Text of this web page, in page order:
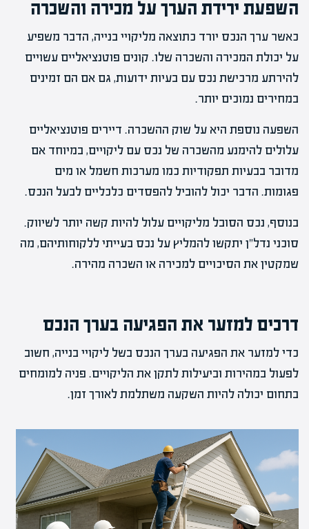
השפעת ירידת הערך על מכירה והשכרה
כאשר ערך הנכס יורד כתוצאה מליקויי בנייה, הדבר משפיע
על יכולת המכירה והשכרה שלו. קונים פוטנציאליים עשויים
להירתע מרכישת נכס עם בעיות ידועות, גם אם הם זמינים
במחירים נמוכים יותר.
השפעה נוספת היא על שוק ההשכרה. דיירים פוטנציאליים
עלולים להימנע מהשכרה של נכס עם ליקויים, במיוחד אם
מדובר בבעיות תפקודיות כמו מערכות חשמל או מים
פגומות. הדבר יכול להוביל להפסדים כלכליים לבעל הנכס.
בנוסף, נכס הסובל מליקויים עלול להיות קשה יותר לשיווק.
סוכני נדל"ן יתקשו להמליץ על נכס בעייתי ללקוחותיהם, מה
שמקטין את הסיכויים למכירה או השכרה מהירה.
דרכים למזער את הפגיעה בערך הנכס
כדי למזער את הפגיעה בערך הנכס בשל ליקויי בנייה, חשוב
לפעול במהירות וביעילות לתקן את הליקויים. פניה למומחים
בתחום יכולה להיות השקעה משתלמת לאורך זמן.